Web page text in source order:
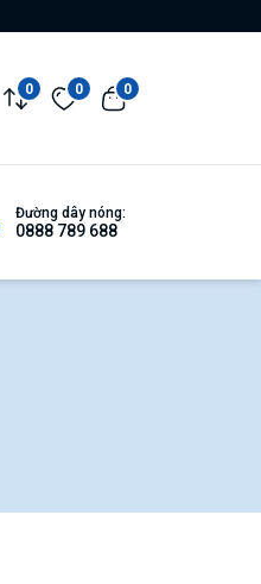
0 0 0
Đường dây nóng:
0888 789 688